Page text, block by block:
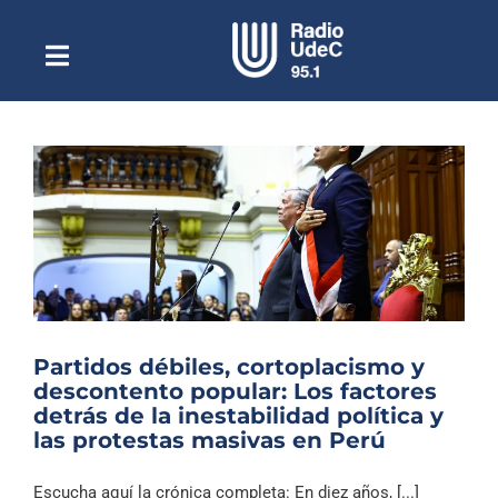
contenidoToggle
NavigationEscuchar Radio UdeC en vivo
Quiénes Somos
Programación
Podcast
Noticias
Columnas
Música Clásica
Partidos débiles, cortoplacismo y
descontento popular: Los factores
detrás de la inestabilidad política y
las protestas masivas en Perú
Escucha aquí la crónica completa: En diez años, [...]